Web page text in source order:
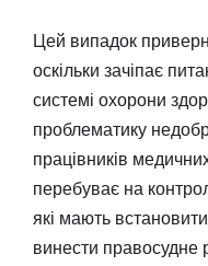
Цей випадок
оскільки зачіпає
системі охорони
проблематику
працівників
перебуває на
які мають
винести правосудне